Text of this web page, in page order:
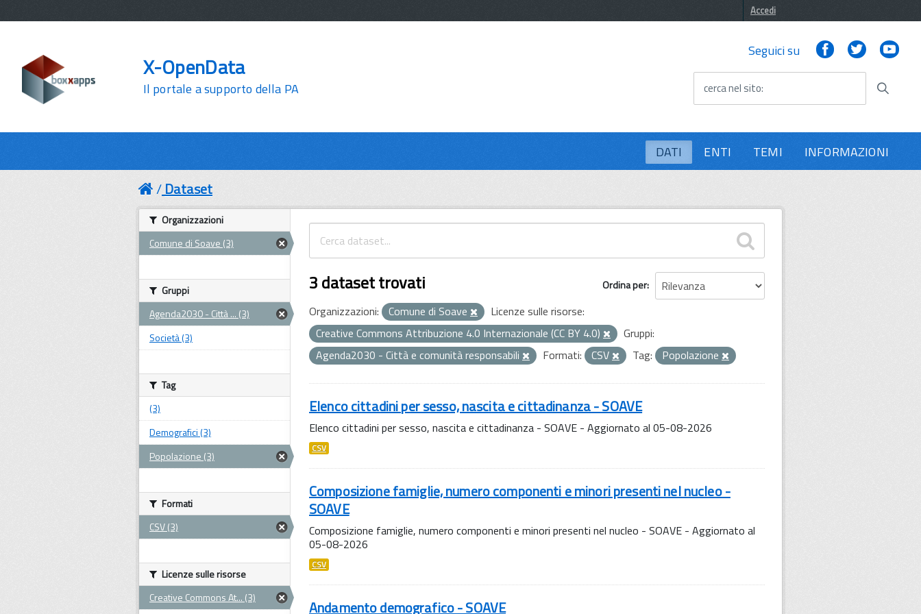
Accedi
X-OpenData
Il portale a supporto della PA
Seguici su FacebookTwitter
cerca nel sito
DATI ENTI TEMI INFORMAZIONI
Dataset
Ordina per
3 dataset trovati
Organizzazioni: Comune di Soave
Licenze sulle risorse:
Creative Commons Attribuzione 4.0 Internazionale (CC BY 4.0)
Gruppi:
Agenda2030 - Città e comunità responsabili
Formati: CSV Tag: Popolazione
Elenco cittadini per sesso, nascita e cittadinanza - SOAVE
Elenco cittadini per sesso, nascita e cittadinanza - SOAVE - Aggiornato al 05-08-2026
CSV
Composizione famiglie, numero componenti e minori presenti nel nucleo -
SOAVE
Composizione famiglie, numero componenti e minori presenti nel nucleo - SOAVE - Aggiornato al
05-08-2026
CSV
Andamento demografico - SOAVE
Organizzazioni
Comune di Soave (3)
Gruppi
Agenda2030 - Città ... (3)
Società (3)
Tag
(3)
Demografici (3)
Popolazione (3)
Formati
CSV (3)
Licenze sulle risorse
Creative Commons At... (3)